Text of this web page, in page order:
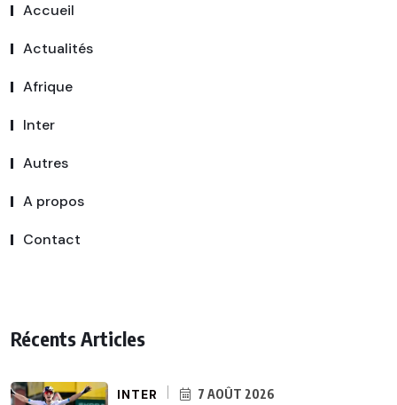
Accueil
Actualités
Afrique
Inter
Autres
A propos
Contact
Récents Articles
INTER 7 AOÛT 2026